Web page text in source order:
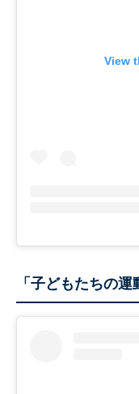
View
「子どもたちの運